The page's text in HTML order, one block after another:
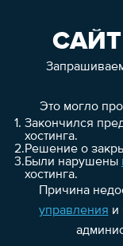
Это могло
1. Закончился
хостинга.
2.Решение о
3.Были нарушены
хостинга.
Причина
управления и